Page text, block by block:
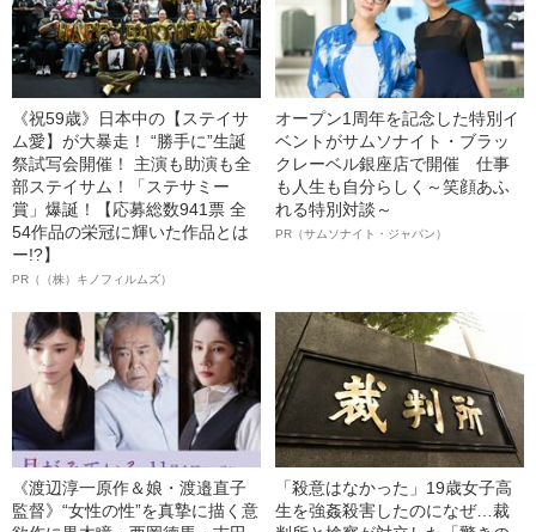
《祝59歳》日本中の【ステイサ
ム愛】が大暴走！ “勝手に”生誕
祭試写会開催！ 主演も助演も全
部ステイサム！「ステサミー
賞」爆誕！【応募総数941票 全
54作品の栄冠に輝いた作品とは
ー!?】
PR（（株）キノフィルムズ）
オープン1周年を記念した特別イ
ベントがサムソナイト・ブラッ
クレーベル銀座店で開催 仕事
も人生も自分らしく～笑顔あふ
れる特別対談～
PR（サムソナイト・ジャパン）
《渡辺淳一原作＆娘・渡邉直子
監督》“女性の性”を真摯に描く意
「殺意はなかった」19歳女子高
生を強姦殺害したのになぜ…裁